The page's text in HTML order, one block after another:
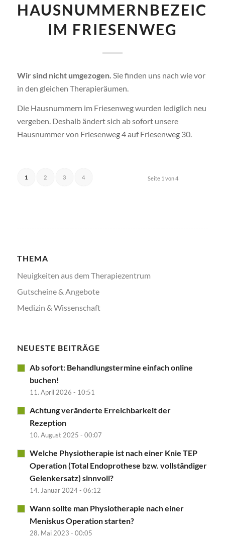
IM FRIESENWEG
Wir sind nicht umgezogen. Sie finden uns nach wie vor
in den gleichen Therapieräumen.
Die Hausnummern im Friesenweg wurden lediglich neu
vergeben. Deshalb ändert sich ab sofort unsere
Hausnummer von Friesenweg 4 auf Friesenweg 30.
Seite 1 von 4
1 2 3 4
THEMA
Neuigkeiten aus dem Therapiezentrum
Gutscheine & Angebote
Medizin & Wissenschaft
NEUESTE BEITRÄGE
Ab sofort: Behandlungstermine einfach online
buchen!
11. April 2026 - 10:51
Achtung veränderte Erreichbarkeit der
Rezeption
10. August 2025 - 00:07
Welche Physiotherapie ist nach einer Knie TEP
Operation (Total Endoprothese bzw. vollständiger
Gelenkersatz) sinnvoll?
14. Januar 2024 - 06:12
Wann sollte man Physiotherapie nach einer
Meniskus Operation starten?
28. Mai 2023 - 00:05